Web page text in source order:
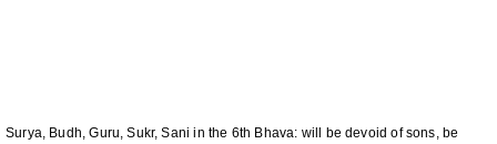
Surya, Budh, Guru, Sukr, Sani in the 6th Bhava: will be devoid of sons, be